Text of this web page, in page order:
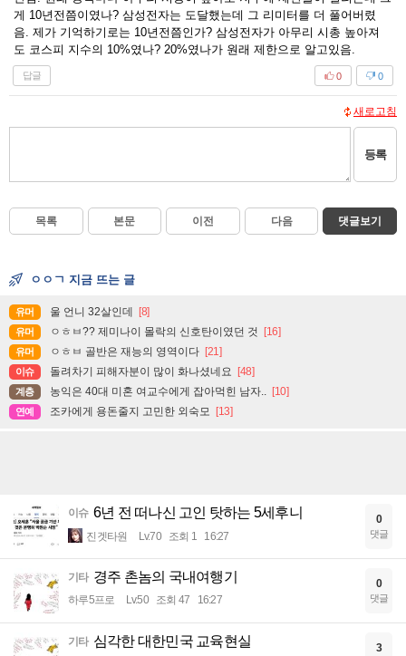
게 10년전쯤이였나? 삼성전자는 도달했는데 그 리미터를 더 풀어버렸
음. 제가 기억하기로는 10년전쯤인가? 삼성전자가 아무리 시총 높아져
도 코스피 지수의 10%였나? 20%였나가 원래 제한으로 알고있음.
답글 0
0
새로고침
등록
목록 본문 이전 다음 댓글보기
ㅇㅇㄱ 지금 뜨는 글
유머 울 언니 32살인데 [8]
유머 ㅇㅎㅂ?? 제미나이 몰락의 신호탄이였던 것 [16]
유머 ㅇㅎㅂ 골반은 재능의 영역이다 [21]
이슈 돌려차기 피해자분이 많이 화나셨네요 [48]
계층 농익은 40대 미혼 여교수에게 잡아먹힌 남자.. [10]
연예 조카에게 용돈줄지 고민한 외숙모 [13]
이슈 6년 전 떠나신 고인 탓하는 5세후니
진겟타원 Lv.70 조회 1 16:27
0
댓글
기타 경주 촌놈의 국내여행기
하루5프로 Lv.50 조회 47 16:27
0
댓글
기타 심각한 대한민국 교육현실 3